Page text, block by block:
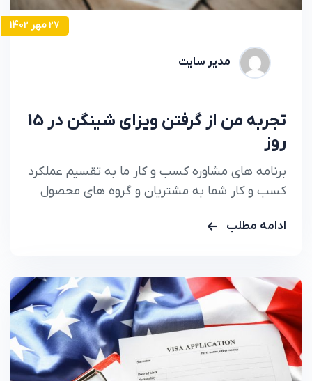
27 مهر 1402
مدیر سایت
تجربه من از گرفتن ویزای شینگن در 15
روز
برنامه های مشاوره کسب و کار ما به تقسیم عملکرد
کسب و کار شما به مشتریان و گروه های محصول
ادامه مطلب